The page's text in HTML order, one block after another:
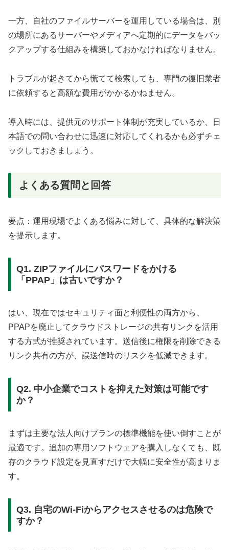
一方、自社のファイルサーバーを運用している場合は、別
の場所にあるサーバーやメディアへ定期的にデータをバッ
クアップする仕組みを構築しておかなければなりません。
トラブルが起きてから慌てて検索しても、専門の復旧業者
に依頼すると高額な費用がかかるかねません。
導入時には、提供元のサポート体制が充実しているか、日
本語での問い合わせに迅速に対応してくれるかも必ずチェ
ックしておきましょう。
よくある質問と回答
要点：運用現場でよくある悩みに対して、具体的な解決策
を提示します。
Q1. ZIPファイルにパスワードをかける
「PPAP」は古いですか？
はい、現在ではセキュリティ面と利便性の両方から、
PPAPを廃止してクラウドストレージの共有リンクを活用
する方式が推奨されています。送信後に権限を削除できる
リンク共有の方が、誤送信時のリスクを低減できます。
Q2. 中小企業でコストを抑えた対策は可能です
か？
まずは主要な法人向けプランの標準機能を使い倒すことが
最適です。追加の専用ソフトウェアを購入しなくても、既
存のクラウド設定を見直すだけで大幅に安全性が高まりま
す。
Q3. 自宅のWi-Fiからアクセスさせるのは危険で
すか？